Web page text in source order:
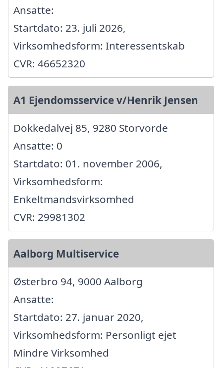
Ansatte:
Startdato: 23. juli 2026,
Virksomhedsform: Interessentskab
CVR: 46652320
A1 Ejendomsservice v/Henrik Jensen
Dokkedalvej 85, 9280 Storvorde
Ansatte: 0
Startdato: 01. november 2006,
Virksomhedsform:
Enkeltmandsvirksomhed
CVR: 29981302
Aalborg Multiservice
Østerbro 94, 9000 Aalborg
Ansatte:
Startdato: 27. januar 2020,
Virksomhedsform: Personligt ejet
Mindre Virksomhed